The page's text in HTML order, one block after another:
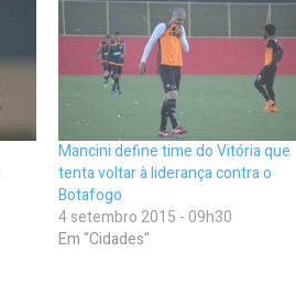
Mancini define time do Vitória que
tenta voltar à liderança contra o
Botafogo
4 setembro 2015 - 09h30
Em "Cidades"